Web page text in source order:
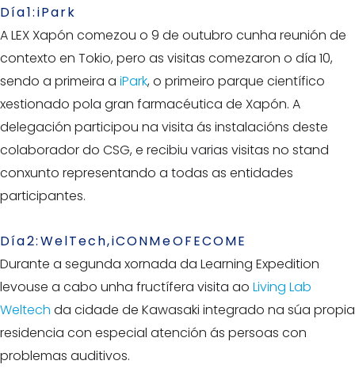
Día 1: iPark
A LEX Xapón comezou o 9 de outubro cunha reunión de
contexto en Tokio, pero as visitas comezaron o día 10,
sendo a primeira a iPark, o primeiro parque científico
xestionado pola gran farmacéutica de Xapón. A
delegación participou na visita ás instalacións deste
colaborador do CSG, e recibiu varias visitas no stand
conxunto representando a todas as entidades
participantes.
Día 2: WelTech, iCONM e OFECOME
Durante a segunda xornada da Learning Expedition
levouse a cabo unha fructífera visita ao Living Lab
Weltech da cidade de Kawasaki integrado na súa propia
residencia con especial atención ás persoas con
problemas auditivos.